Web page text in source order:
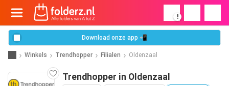
!
Download onze app 📲
Winkels Trendhopper Filialen Oldenzaal
Trendhopper in Oldenzaal